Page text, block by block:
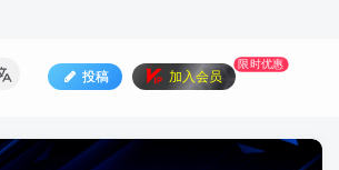
投稿 加入会员
限时优惠